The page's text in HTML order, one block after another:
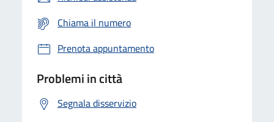
Chiama il numero
Prenota appuntamento
Problemi in città
Segnala disservizio